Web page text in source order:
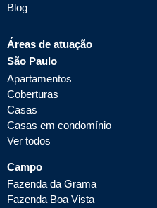
Blog
Áreas de atuação
São Paulo
Apartamentos
Coberturas
Casas
Casas em condomínio
Ver todos
Campo
Fazenda da Grama
Fazenda Boa Vista